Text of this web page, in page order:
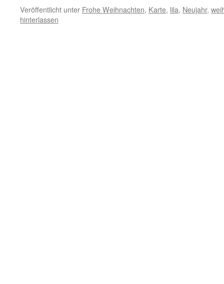
Veröffentlicht unter Frohe Weihnachten, Karte, lila, Neujahr,
hinterlassen